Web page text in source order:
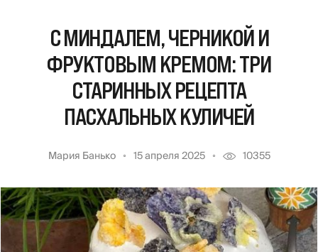
С МИНДАЛЕМ, ЧЕРНИКОЙ И
ФРУКТОВЫМ КРЕМОМ: ТРИ
СТАРИННЫХ РЕЦЕПТА
ПАСХАЛЬНЫХ КУЛИЧЕЙ
Мария Банько 15 апреля 2025 10355